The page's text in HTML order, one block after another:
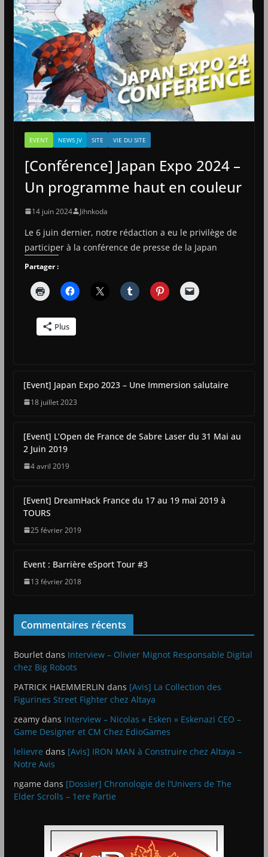
EVENT NEWS JV SITE VIE DU SITE
[Conférence] Japan Expo 2024 –
Un programme haut en couleur
14 juin 2024 Jihnkoda
Le 6 juin dernier, notre rédaction a eu le privilège de
participer à la conférence de presse de la Japan
Partager :
Plus
[Event] Japan Expo 2023 – Une Immersion salutaire
18 juillet 2023
[Event] L’Open de France de Sabre Laser du 31 Mai au
2 Juin 2019
4 avril 2019
[Event] DreamHack France du 17 au 19 mai 2019 à
TOURS
25 février 2019
Event : Barrière eSport Tour #3
13 février 2018
Commentaires récents
Bourletdans Interview – Olivier Mignot Responsable Digital
chez Big Robots
PATRICK HAEMMERLIN dans [Avis] La Collection des
Figurines Street Fighter chez Altaya
zeamydans Interview – Nicolas « Esken » Eskenazi CEO –
Game Designer et CM Chez EdioGames
lelievre dans [Avis] IRON MAN à Construire chez Altaya –
Notre Avis
ngame dans [Dossier] Chronologie de l’Univers de The
Elder Scrolls – 1ere Partie